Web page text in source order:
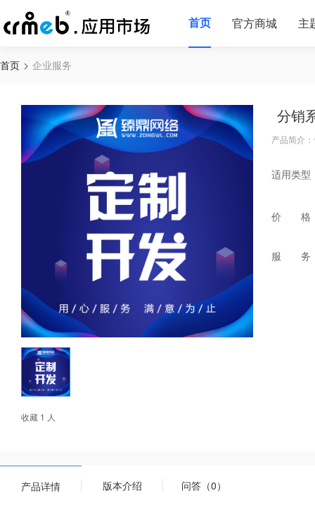
首页 官方商城 主
首页 企业服务
收藏 1 人
分销
产品简介
适用类型
价 格
服 务
产品详情 版本介绍 问答（0）